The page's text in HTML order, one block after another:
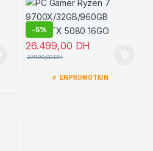
-5%
26.499,00 DH
27.990,00DH
⚡ EN PROMOTION